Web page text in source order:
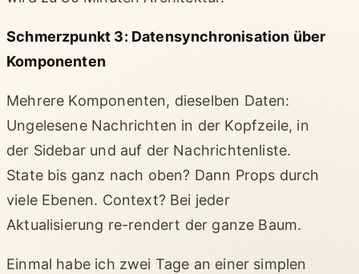
Schmerzpunkt 3: Datensynchronisation über
Komponenten
Mehrere Komponenten, dieselben Daten:
Ungelesene Nachrichten in der Kopfzeile, in
der Sidebar und auf der Nachrichtenliste.
State bis ganz nach oben? Dann Props durch
viele Ebenen. Context? Bei jeder
Aktualisierung re-rendert der ganze Baum.
Einmal habe ich zwei Tage an einer simplen